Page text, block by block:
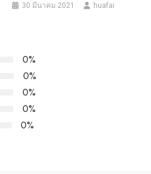
30 มีนาคม 2021 huafai
0%
0%
0%
0%
0%